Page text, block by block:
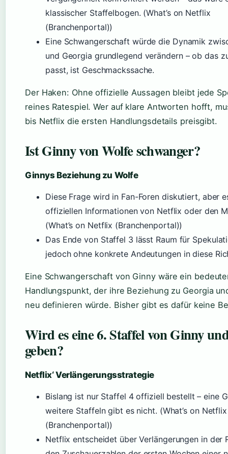
klassischer Staffelbogen. (What’s on Netflix
(Branchenportal))
Eine Schwangerschaft würde die Dynamik
und Georgia grundlegend verändern – ob das
passt, ist Geschmackssache.
Der Haken: Ohne offizielle Aussagen bleibt jede
reines Ratespiel. Wer auf klare Antworten hofft,
bis Netflix die ersten Handlungsdetails preisgibt.
Ist Ginny von Wolfe schwanger?
Ginnys Beziehung zu Wolfe
Diese Frage wird in Fan-Foren diskutiert, aber
offiziellen Informationen von Netflix oder den
(What’s on Netflix (Branchenportal))
Das Ende von Staffel 3 lässt Raum für
jedoch ohne konkrete Andeutungen in diese
Eine Schwangerschaft von Ginny wäre ein
Handlungspunkt, der ihre Beziehung zu Georgia
neu definieren würde. Bisher gibt es dafür keine
Wird es eine 6. Staffel von Ginny
geben?
Netflix‘ Verlängerungsstrategie
Bislang ist nur Staffel 4 offiziell bestellt – eine
weitere Staffeln gibt es nicht. (What’s on Netflix
(Branchenportal))
Netflix entscheidet über Verlängerungen in der